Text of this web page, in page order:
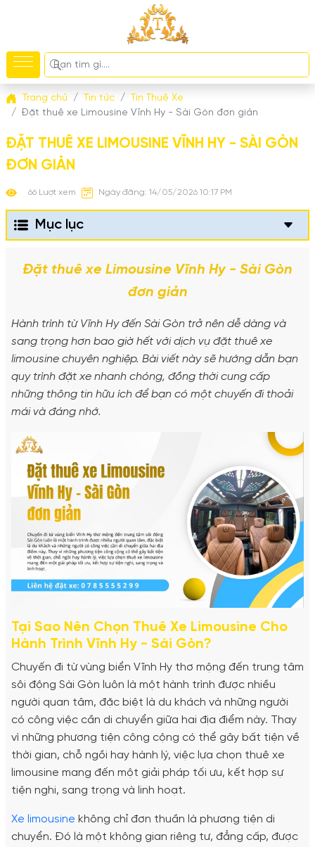
Trang chủ Tin tức
Tin Thuê Xe
Đặt thuê xe Limousine Vĩnh Hy - Sài Gòn đơn giản
ĐẶT THUÊ XE LIMOUSINE VĨNH HY - SÀI GÒN
ĐƠN GIẢN
66 Lượt xem Ngày đăng: 14/05/2026 10:17 PM
Mục lục
Đặt thuê xe Limousine Vĩnh Hy - Sài Gòn
đơn giản
Hành trình từ Vĩnh Hy đến Sài Gòn trở nên dễ dàng và
sang trọng hơn bao giờ hết với dịch vụ đặt thuê xe
limousine chuyên nghiệp. Bài viết này sẽ hướng dẫn bạn
quy trình đặt xe nhanh chóng, đồng thời cung cấp
những thông tin hữu ích để bạn có một chuyến đi thoải
mái và đáng nhớ.
Tại Sao Nên Chọn Thuê Xe Limousine Cho
Hành Trình Vĩnh Hy - Sài Gòn?
Chuyến đi từ vùng biển Vĩnh Hy thơ mộng đến trung tâm
sôi động Sài Gòn luôn là một hành trình được nhiều
người quan tâm, đặc biệt là du khách và những người
có công việc cần di chuyển giữa hai địa điểm này. Thay
vì những phương tiện công cộng có thể gây bất tiện về
thời gian, chỗ ngồi hay hành lý, việc lựa chọn thuê xe
limousine mang đến một giải pháp tối ưu, kết hợp sự
tiện nghi, sang trọng và linh hoạt.
Xe limousine không chỉ đơn thuần là phương tiện di
chuyển. Đó là một không gian riêng tư, đẳng cấp, được